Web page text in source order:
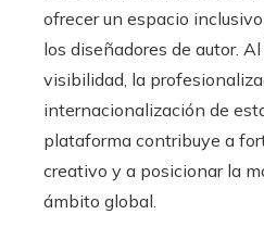
ofrecer un espacio
los diseñadores de autor.
visibilidad, la
internacionalización de
plataforma contribuye a
creativo y a posicionar la
ámbito global.​